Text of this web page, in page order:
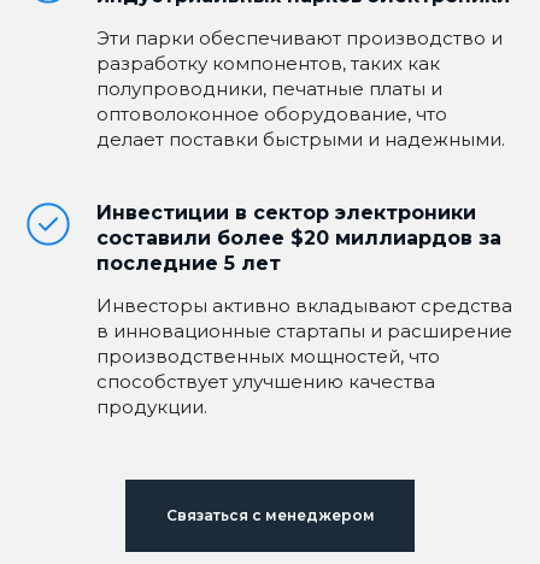
Эти парки обеспечивают производство и
разработку компонентов, таких как
полупроводники, печатные платы и
оптоволоконное оборудование, что
делает поставки быстрыми и надежными.
Инвестиции в сектор электроники
составили более $20 миллиардов за
последние 5 лет
Инвесторы активно вкладывают средства
в инновационные стартапы и расширение
производственных мощностей, что
способствует улучшению качества
продукции.
Связаться с менеджером